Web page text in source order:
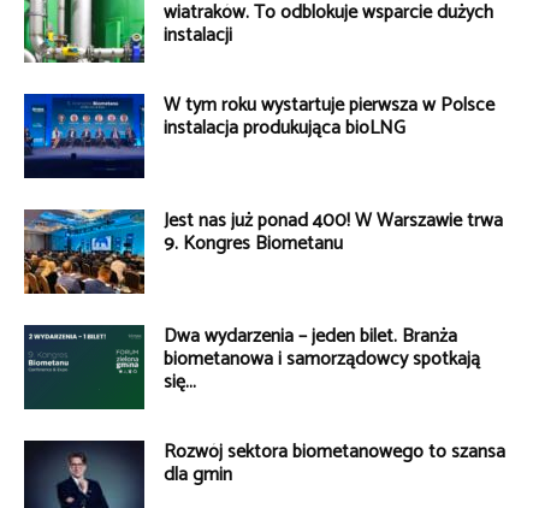
wiatraków. To odblokuje wsparcie dużych
instalacji
W tym roku wystartuje pierwsza w Polsce
instalacja produkująca bioLNG
Jest nas już ponad 400! W Warszawie trwa
9. Kongres Biometanu
Dwa wydarzenia – jeden bilet. Branża
biometanowa i samorządowcy spotkają
się...
Rozwój sektora biometanowego to szansa
dla gmin